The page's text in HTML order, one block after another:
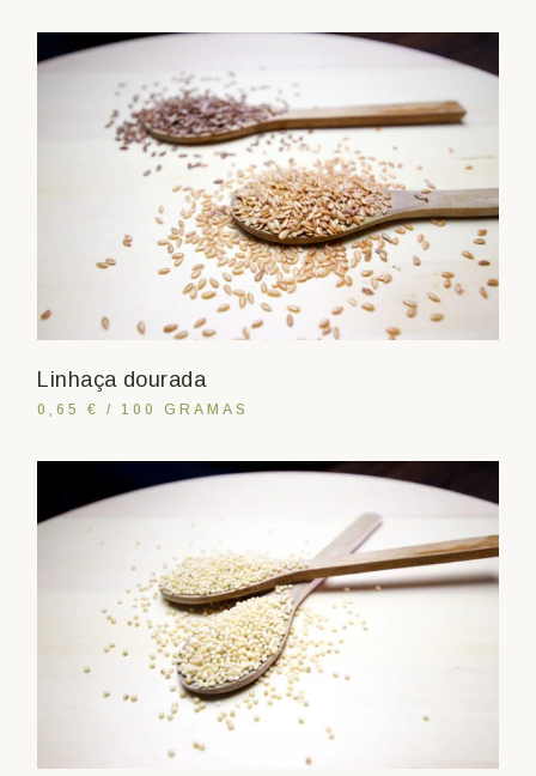
Linhaça dourada
0,65 € / 100 GRAMAS